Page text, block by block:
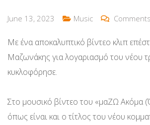
June 13, 2023 Music
Με ένα αποκαλυπτικό βίντεο κλιπ
Μαζωνάκης για λογαριασμό του νέου
κυκλοφόρησε.
Στο μουσικό βίντεο του «μαΖΩ Ακόμα
όπως είναι και ο τίτλος του νέου